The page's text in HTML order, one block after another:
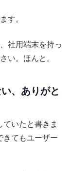
す。
社用端末を持っ
い。ほんと。
、ありがと
いたと書きま
きてもユーザー